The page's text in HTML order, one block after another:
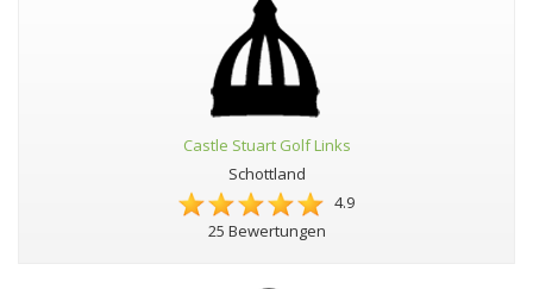
Castle Stuart Golf Links
Schottland
4.9
25 Bewertungen